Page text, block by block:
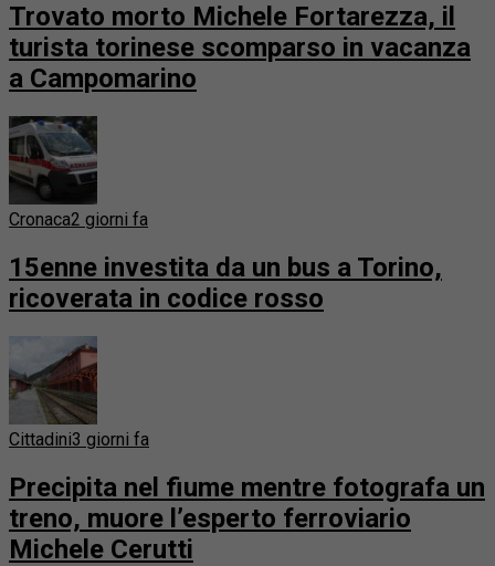
Trovato morto Michele Fortarezza, il
turista torinese scomparso in vacanza
a Campomarino
Cronaca2 giorni fa
15enne investita da un bus a Torino,
ricoverata in codice rosso
Cittadini3 giorni fa
Precipita nel fiume mentre fotografa un
treno, muore l’esperto ferroviario
Michele Cerutti